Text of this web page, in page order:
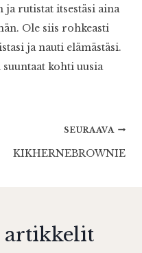
rutistat itsestäsi aina
Ole siis rohkeasti
ja nauti elämästäsi.
kohti uusia
SEURAAVA
KIKHERNEBROWNIE
artikkelit